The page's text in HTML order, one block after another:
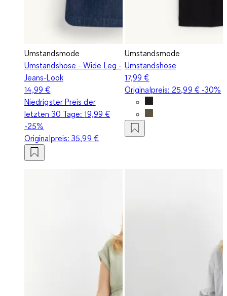
Umstandsmode
Umstandshose - Wide Leg -
Jeans-Look
14,99 €
Niedrigster Preis der
letzten 30 Tage:19,99 €
-25%
Originalpreis:35,99 €
Umstandsmode
Umstandshose
17,99 €
Originalpreis: 25,99 €-30%